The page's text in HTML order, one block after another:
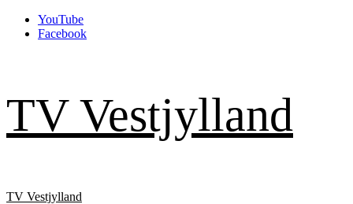
Skip
YouTube
Facebook
TV Vestjylland
Primary
TV Vestjylland